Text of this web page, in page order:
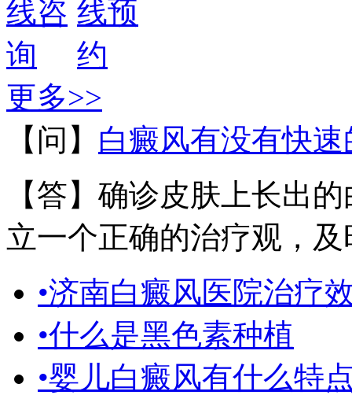
更多>>
【问】 白癜风有没有快
【答】确诊皮肤上长出
立一个正确的治疗观，
•济南白癜风医院治疗
•什么是黑色素种植
•婴儿白癜风有什么特